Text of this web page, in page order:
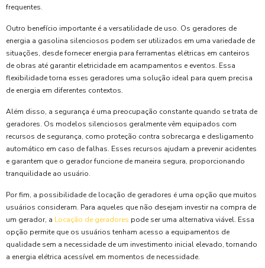
frequentes.
Outro benefício importante é a versatilidade de uso. Os geradores de
energia a gasolina silenciosos podem ser utilizados em uma variedade de
situações, desde fornecer energia para ferramentas elétricas em canteiros
de obras até garantir eletricidade em acampamentos e eventos. Essa
flexibilidade torna esses geradores uma solução ideal para quem precisa
de energia em diferentes contextos.
Além disso, a segurança é uma preocupação constante quando se trata de
geradores. Os modelos silenciosos geralmente vêm equipados com
recursos de segurança, como proteção contra sobrecarga e desligamento
automático em caso de falhas. Esses recursos ajudam a prevenir acidentes
e garantem que o gerador funcione de maneira segura, proporcionando
tranquilidade ao usuário.
Por fim, a possibilidade de locação de geradores é uma opção que muitos
usuários consideram. Para aqueles que não desejam investir na compra de
um gerador, a Locação de geradores pode ser uma alternativa viável. Essa
opção permite que os usuários tenham acesso a equipamentos de
qualidade sem a necessidade de um investimento inicial elevado, tornando
a energia elétrica acessível em momentos de necessidade.